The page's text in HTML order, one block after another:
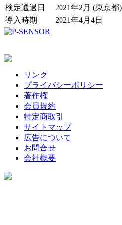
検定通過日
2021年2月 (東京都)
導入時期
2021年4月4日
リンク
プライバシーポリシー
著作権
会員規約
特定商取引
サイトマップ
広告について
お問合せ
会社概要